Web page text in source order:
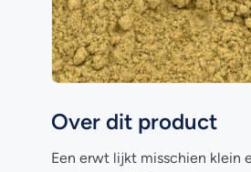
Over dit product
Een erwt lijkt misschien klein